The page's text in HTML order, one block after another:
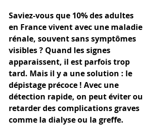
Saviez-vous que 10% des adultes
en France vivent avec une maladie
rénale, souvent sans symptômes
visibles ? Quand les signes
apparaissent, il est parfois trop
tard. Mais il y a une solution : le
dépistage précoce ! Avec une
détection rapide, on peut éviter ou
retarder des complications graves
comme la dialyse ou la greffe.